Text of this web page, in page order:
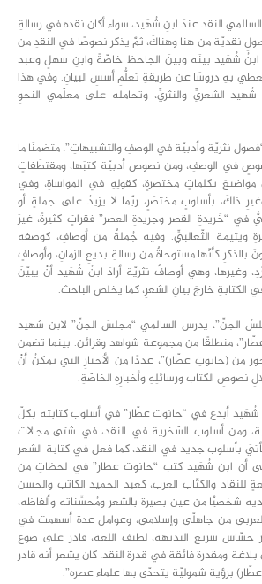
السالمي النقد عندَ ابنِ شُهَيد، سواء أكانَ نقده في رسالةِ
فصولٍ نقديّة من هنا وهناكَ، ثمَّ يذكر نصوصًا في النقدِ من
ابنُ شُهَيد بينَه وبينَ الجاحظِ خاصّةً وابنِ سهلٍ وعبدِ
يُعطيَ بهِ دروسًا عن طريقةِ تعلُّمِ أسسِ البيانِ. وفي هذا
شُهيد الشعريِّ والنثريِّ، وتحامله على معلّمي النحوِ
“فصول نثريّة وأدبيّة في الوصفِ والتشبيهاتِ”، متضمنًا ما
في الوصفِ، ومن نصوص أدبيّة كتبَها، ومقتطَفاتٍ
بكلماتٍ مختصرةٍ، كقولِهِ في المواساةِ، وفي
ذلكَ، بأسلوبٍ مختصَرٍ، ربَّما لا يزيدُ على جملةٍ أو
في “خَريدةِ القصرِ وجريدةِ العصرِ” فقراتٍ كثيرةً، غيرَ
ويتيمةِ الثّعالبيِّ. وفيهِ جُملةٌ من أوصافٍ، كوصفِهِ
بالذكرِ كأنّها مستوحاةٌ من رسالةِ بديعِ الزمانِ، وأوصافٍ
وغيرِها، وهي أوصافٌ نثريّة أرادَ ابنُ شُهَيد أنْ يبيّنَ
الكتابةِ خارجَ بيانِ الشعرِ، كما يخلص الباحث.
الجنِّ”، يدرس السالمي “مجلسَ الجنِّ” لابن شهيد
منطلقًا من مجموعة شواهد وقرائن. بينما تضمن
من (حانوتِ عطّار)”، عددًا من الأخبارِ التي يمكنُ أنْ
نصوصِ الكتاب ورسائلِهِ وأخبارِهِ الخاصّةِ.
شُهَيد أبدع في “حانوت عطّار” في أسلوب كتابته بكلّ
ومن أسلوب السّخرية في النقد، في شتى مجالات
بأسلوب جديد في النقد، كما فعل في كتابة الشعر
أن ابن شُهَيد كتب “حانوت عطار” في لحظاتٍ من
للنقاد والكتّاب العرب، كعبد الحميد الكاتب والحسن
شخصيًّا من عين بصيرة بالشعر ومُحسِّناته وألفاظه،
من جاهلّي وإسلامي، وعوامل عدة أسهمت في
حسّاس سريع البديهة، لطيف اللغة، قادر على صوغ
ومقدرة فائقة في قدرة النقد، كان يشعر أنه قادر
برؤية شموليّة يتحدّى بها علماء عصره”.